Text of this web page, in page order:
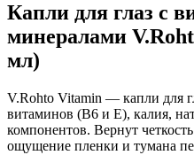
Капли для глаз с
минералами
мл)
V.Rohto Vitamin — капли для
витаминов (В6 и Е), калия,
компонентов. Вернут
ощущение пленки и тумана